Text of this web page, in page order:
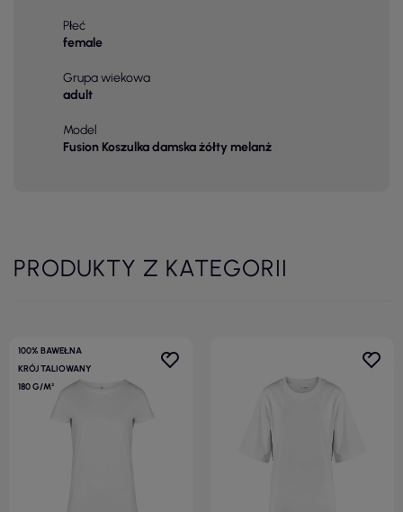
Płeć
female
Grupa wiekowa
adult
Model
Fusion Koszulka damska żółty melanż
PRODUKTY Z KATEGORII
100% BAWEŁNA
KRÓJ TALIOWANY
180 G/M²